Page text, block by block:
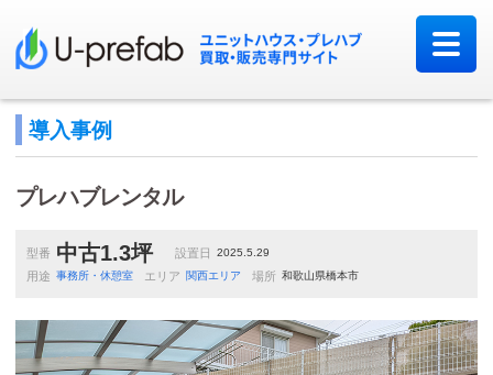
導入事例
プレハブレンタル
型番 中古1.3坪 設置日 2025.5.29
用途 事務所・休憩室 エリア 関西エリア 場所 和歌山県橋本市